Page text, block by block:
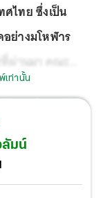
ศไทย ซึ่งเป็น
ย่างมโหฬาร
ผ่านมา คณะ
การแต่งตั้งของ
มืองวันเดียว 40
เท่านั้น
ลัมน์